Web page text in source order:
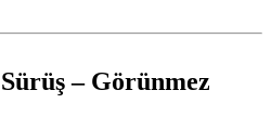
– Görünmez